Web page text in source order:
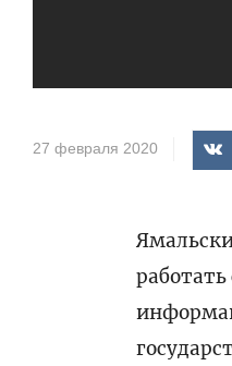
27 февраля 2020